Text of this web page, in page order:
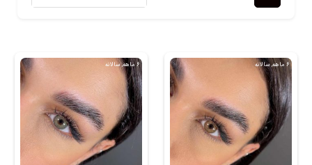
6 ماهه, سالانه 6 ماهه, سالانه